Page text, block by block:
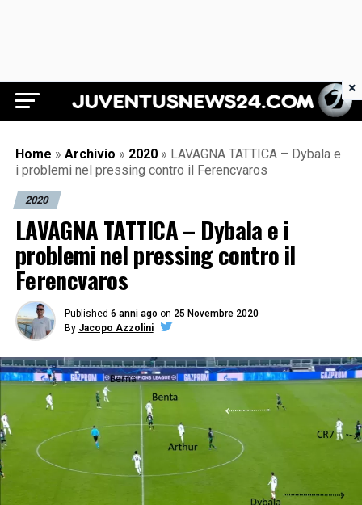
Juventus News 24
Home » Archivio » 2020 » LAVAGNA TATTICA – Dybala e
i problemi nel pressing contro il Ferencvaros
2020
LAVAGNA TATTICA – Dybala e i
problemi nel pressing contro il
Ferencvaros
Published 6 anni ago on 25 Novembre 2020
By Jacopo Azzolini
×